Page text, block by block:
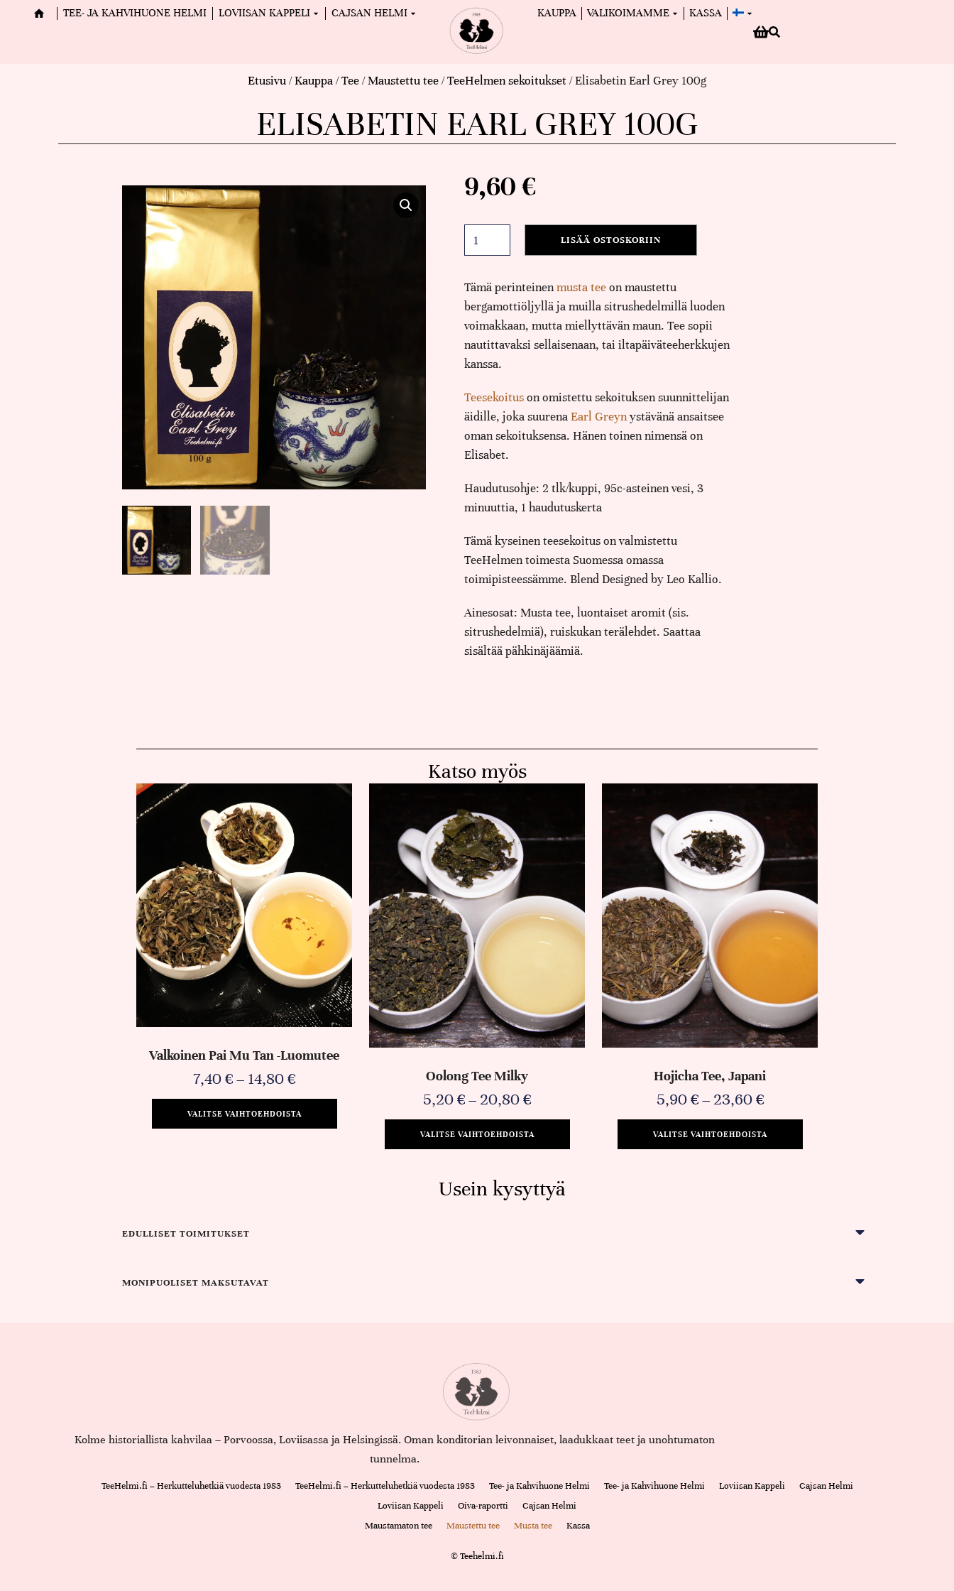
TEE- JA KAHVIHUONE HELMI LOVIISAN KAPPELI CAJSAN HELMI KAUPPA VALIKOIMAMME KASSA
Etusivu/Kauppa/Tee/Maustettu tee/TeeHelmen sekoitukset / Elisabetin Earl Grey 100g
ELISABETIN EARL GREY 100G
9,60€
LISÄÄ OSTOSKORIIN
Tämä perinteinenmusta teeon maustettu
bergamottiöljyllä ja muilla sitrushedelmillä luoden
voimakkaan, mutta miellyttävän maun. Tee sopii
nautittavaksi sellaisenaan, tai iltapäiväteeherkkujen
kanssa.
Teesekoituson omistettu sekoituksen suunnittelijan
äidille, joka suurena Earl Greynystävänä ansaitsee
oman sekoituksensa. Hänen toinen nimensä on
Elisabet.
Haudutusohje: 2 tlk/kuppi, 95c-asteinen vesi, 3
minuuttia, 1 haudutuskerta
Tämä kyseinen teesekoitus on valmistettu
TeeHelmen toimesta Suomessa omassa
toimipisteessämme. Blend Designed by Leo Kallio.
Ainesosat: Musta tee, luontaiset aromit (sis.
sitrushedelmiä), ruiskukan terälehdet. Saattaa
sisältää pähkinäjäämiä.
Katso myös
Valkoinen Pai Mu Tan -luomutee
7,40€– 14,80€
VALITSE VAIHTOEHDOISTA
Oolong Tee Milky
5,20€– 20,80€
VALITSE VAIHTOEHDOISTA
Hojicha Tee, Japani
5,90€ – 23,60€
VALITSE VAIHTOEHDOISTA
Usein kysyttyä
EDULLISET TOIMITUKSET
MONIPUOLISET MAKSUTAVAT
Kolme historiallista kahvilaa – Porvoossa, Loviisassa ja Helsingissä. Oman konditorian leivonnaiset, laadukkaat teet ja unohtumaton
tunnelma.
TeeHelmi.fi – Herkutteluhetkiä vuodesta 1983 TeeHelmi.fi – Herkutteluhetkiä vuodesta 1983 Tee- ja Kahvihuone Helmi Tee- ja Kahvihuone Helmi Loviisan Kappeli
Cajsan Helmi
Loviisan Kappeli
Oiva-raportti
Cajsan Helmi
Maustamaton tee
Maustettu tee Musta tee Kassa
© Teehelmi.fi